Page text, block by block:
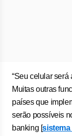
“Seu celular será
Muitas outras
países que
serão possíveis
banking [